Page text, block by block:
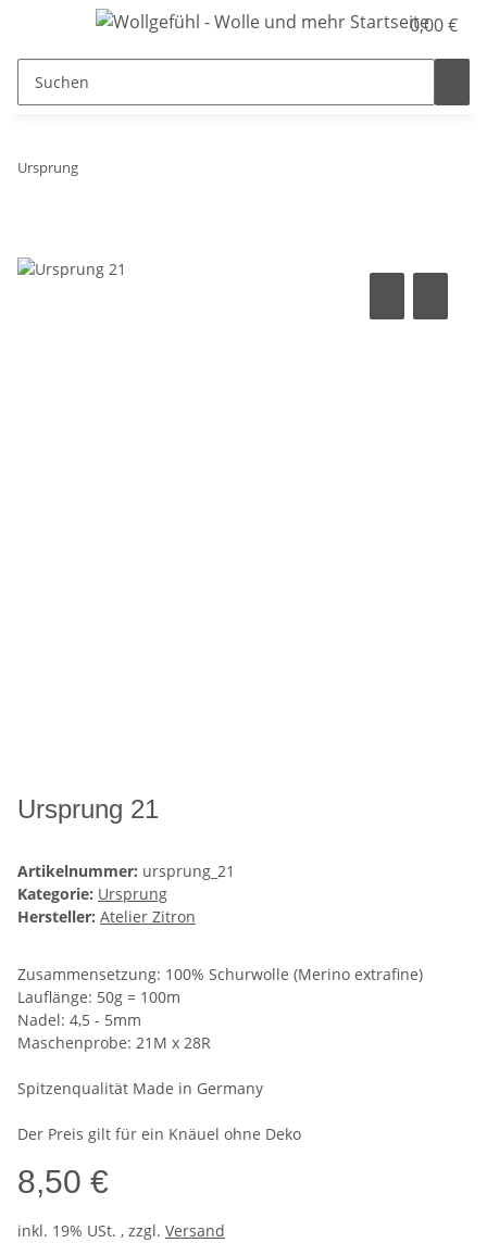
0,00 €
Ursprung
Ursprung 21
Artikelnummer: ursprung_21
Kategorie: Ursprung
Hersteller: Atelier Zitron
Zusammensetzung: 100% Schurwolle (Merino extrafine)
Lauflänge: 50g = 100m
Nadel: 4,5 - 5mm
Maschenprobe: 21M x 28R
Spitzenqualität Made in Germany
Der Preis gilt für ein Knäuel ohne Deko
8,50 €
inkl. 19% USt. , zzgl. Versand